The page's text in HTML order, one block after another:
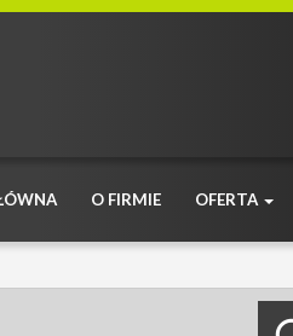
O FIRMIE OFERTA